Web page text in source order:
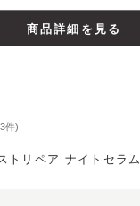
商品詳細を見る
件)
リペア ナイトセラム